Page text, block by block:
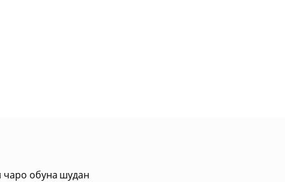
чаро обуна шудан